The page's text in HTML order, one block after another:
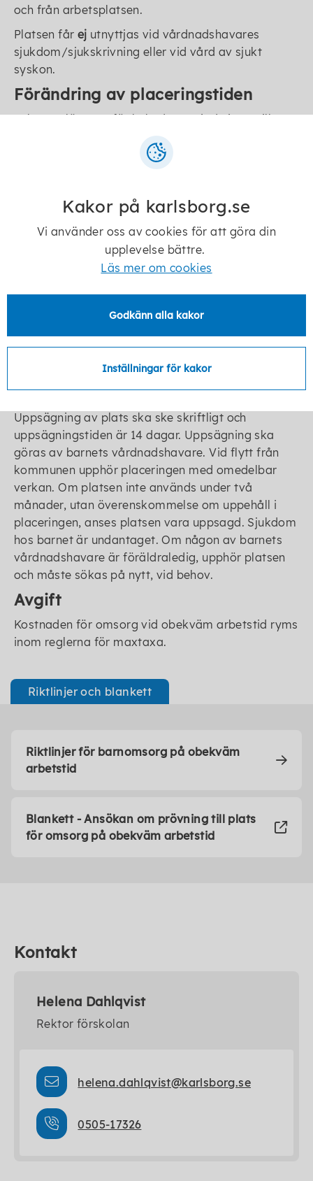
och från arbetsplatsen.
Platsen får ej utnyttjas vid vårdnadshavares
sjukdom/sjukskrivning eller vid vård av sjukt
syskon.
Förändring av placeringstiden
Schemat lämnas, för hela den period ni vet, till
personalen dock senast 14 dagar innan önskad
placeringstid. Vid sommaren gäller andra
tidsmarginaler. Ändring av schema under
verksamhetens planering tillåter det.
Arbetstidsändringar ska styrkas med intyg från
Verksamheten håller öppet efter barnens behov
vardagar klockan 18.00-21.00.
Omsorg erbjuds inte under sommaren då
sammanslagning av ordinarie verksamheter sker
(vecka 28, 29, 30, 31).
Uppsägning av plats
Uppsägning av plats ska ske skriftligt och
uppsägningstiden är 14 dagar. Uppsägning ska
göras av barnets vårdnadshavare. Vid flytt från
kommunen upphör placeringen med omedelbar
verkan. Om platsen inte används under två
månader, utan överenskommelse om uppehåll i
placeringen, anses platsen vara uppsagd. Sjukdom
hos barnet är undantaget. Om någon av barnets
vårdnadshavare är föräldraledig, upphör platsen
och måste sökas på nytt, vid behov.
Avgift
Kostnaden för omsorg vid obekväm arbetstid ryms
inom reglerna för maxtaxa.
Riktlinjer och blankett
Riktlinjer för barnomsorg på obekväm
arbetstid
Blankett - Ansökan om prövning till plats
för omsorg på obekväm arbetstid
Kontakt
Helena Dahlqvist
Rektor förskolan
helena.dahlqvist@karlsborg.se
0505-17326
Kakor på karlsborg.se
Vi använder oss av cookies för att göra din
upplevelse bättre.
Läs mer om cookies
Godkänn alla kakor
Inställningar för kakor